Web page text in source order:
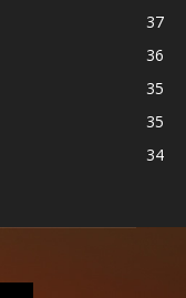
37
36
35
35
34